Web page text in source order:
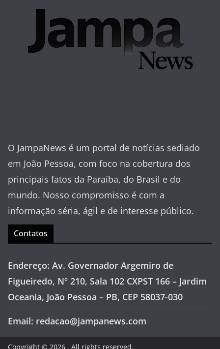
O JampaNews é um portal de notícias sediado
em João Pessoa, com foco na cobertura dos
principais fatos da Paraíba, do Brasil e do
mundo. Nosso compromisso é com a
informação séria, ágil e de interesse público.
Contatos
Endereço: Av. Governador Argemiro de
Figueiredo, Nº 210, Sala 102 CXPST 166 – Jardim
Oceania, João Pessoa – PB, CEP 58037-030
Email: redacao@jampanews.com
Copyright © 2026 . All rights reserved.